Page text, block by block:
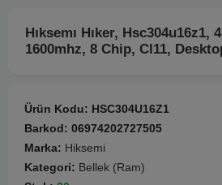
Hıksemı Hıker, Hsc304u16z1,
1600mhz, 8 Chip, Cl11,
Ürün Kodu: HSC304U16Z1
Barkod: 06974202727505
Marka: Hiksemi
Kategori: Bellek (Ram)